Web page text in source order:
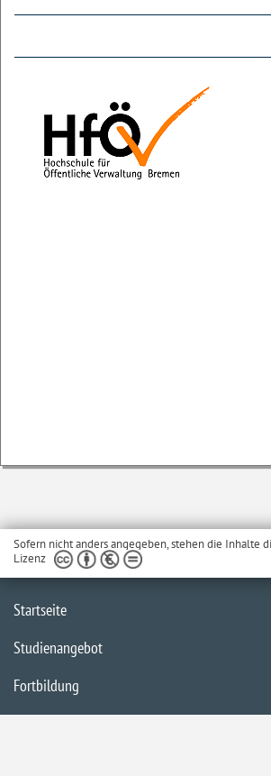
Sofern nicht anders angegeben, stehen die Inhalte
Lizenz
Startseite
Studienangebot
Fortbildung